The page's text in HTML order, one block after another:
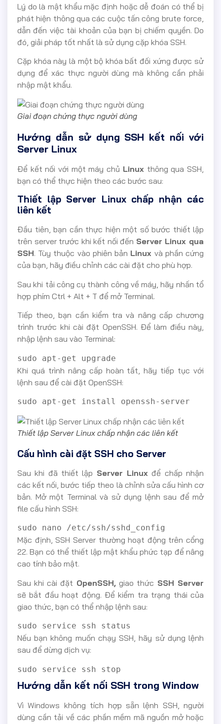
Lý do là mật khẩu mặc định hoặc dễ đoán có thể bị
phát hiện thông qua các cuộc tấn công brute force,
dẫn đến việc tài khoản của bạn bị chiếm quyền. Do
đó, giải pháp tốt nhất là sử dụng cặp khóa SSH.
Cặp khóa này là một bộ khóa bất đối xứng được sử
dụng để xác thực người dùng mà không cần phải
nhập mật khẩu.
Giai đoạn chứng thực người dùng
Hướng dẫn sử dụng SSH kết nối với
Server Linux
Để kết nối với một máy chủ Linuxthông qua SSH,
bạn có thể thực hiện theo các bước sau:
Thiết lập Server Linux chấp nhận các
liên kết
Đầu tiên, bạn cần thực hiện một số bước thiết lập
trên server trước khi kết nối đến Server Linux qua
SSH. Tùy thuộc vào phiên bản Linux và phần cứng
của bạn, hãy điều chỉnh các cài đặt cho phù hợp.
Sau khi tải công cụ thành công về máy, hãy nhấn tổ
hợp phím Ctrl + Alt + T để mở Terminal.
Tiếp theo, bạn cần kiểm tra và nâng cấp chương
trình trước khi cài đặt OpenSSH. Để làm điều này,
nhập lệnh sau vào Terminal:
sudo apt-get upgrade
Khi quá trình nâng cấp hoàn tất, hãy tiếp tục với
lệnh sau để cài đặt OpenSSH:
sudo apt-get install openssh-server
Thiết lập Server Linux chấp nhận các liên kết
Cấu hình cài đặt SSH cho Server
Sau khi đã thiết lập Server Linux để chấp nhận
các kết nối, bước tiếp theo là chỉnh sửa cấu hình cơ
bản. Mở một Terminal và sử dụng lệnh sau để mở
file cấu hình SSH:
sudo nano /etc/ssh/sshd_config
Mặc định, SSH Server thường hoạt động trên cổng
22. Bạn có thể thiết lập mật khẩu phức tạp để nâng
cao tính bảo mật.
Sau khi cài đặt OpenSSH, giao thức SSH Server
sẽ bắt đầu hoạt động. Để kiểm tra trạng thái của
giao thức, bạn có thể nhập lệnh sau:
sudo service ssh status
Nếu bạn không muốn chạy SSH, hãy sử dụng lệnh
sau để dừng dịch vụ:
sudo service ssh stop
Hướng dẫn kết nối SSH trong Window
Vì Windows không tích hợp sẵn lệnh SSH, người
dùng cần tải về các phần mềm mã nguồn mở hoặc